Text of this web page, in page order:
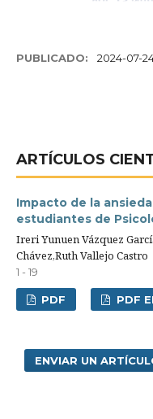
PUBLICADO: 2024-07-
ARTÍCULOS
Impacto de la
estudiantes de
Ireri Yunuen Vázquez
Chávez,Ruth Vallejo Castro
1 - 19
PDF PDF
ENVIAR UN